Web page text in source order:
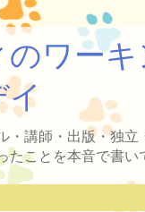
のワーキ
・講師・出版・独立
たことを本音で書い